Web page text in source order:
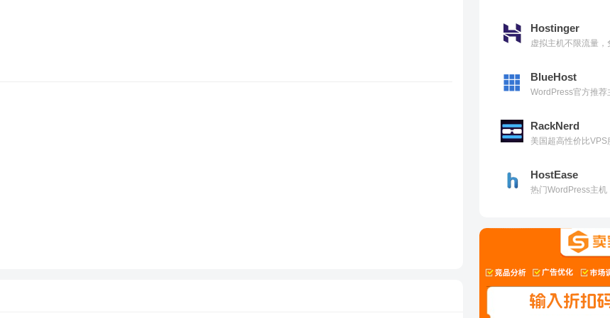
Hostinger
虚拟主机不限流量
BlueHost
WordPress官方推
RackNerd
美国超高性价比VPS
HostEase
热门WordPress主